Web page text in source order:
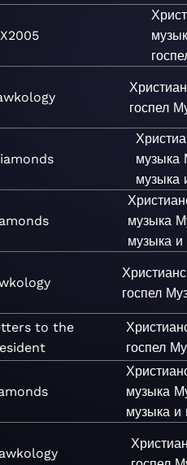
X2005
госпел
музыка
музыка
музыка
музыка и
госпел
to the
госпел
музыка
музыка и